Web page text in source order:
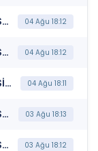
***HDFGS*** HEDEF GİRİŞİM SERMAYESİ YATIRIM ORTAKLIĞI A.Ş. (Portföy Sınırlamalarına, Finansal Borç ve Toplam Gider Sınırına Uyumun Kontrolü) 04 Ağu 18:12
***HDFGS*** HEDEF GİRİŞİM SERMAYESİ YATIRIM ORTAKLIĞI A.Ş. (Portföy Sınırlamalarına, Finansal Borç ve Toplam Gider Sınırına Uyumun Kontrolü) 04 Ağu 18:12
***HDFGS*** HEDEF GİRİŞİM SERMAYESİ YATIRIM ORTAKLIĞI A.Ş. (Portföy Sınırlamalarına, Finansal Borç ve Toplam Gider Sınırına Uyumun Kontrolü) 04 Ağu 18:11
***HDFGS*** HEDEF GİRİŞİM SERMAYESİ YATIRIM ORTAKLIĞI A.Ş. (Portföy Sınırlamalarına, Finansal Borç ve Toplam Gider Sınırına Uyumun Kontrolü) 03 Ağu 18:13
***HDFGS*** HEDEF GİRİŞİM SERMAYESİ YATIRIM ORTAKLIĞI A.Ş. (Sorumluluk Beyanı (Konsolide Olmayan)) 03 Ağu 18:12